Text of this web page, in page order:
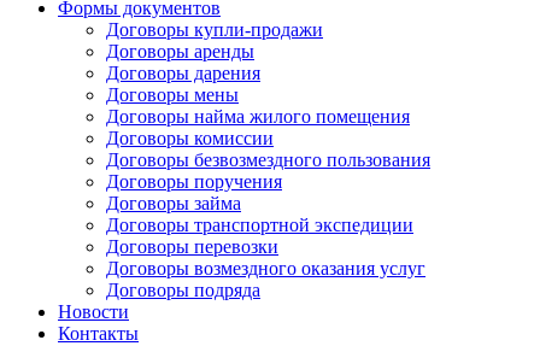
Формы документов
Договоры купли-продажи
Договоры аренды
Договоры дарения
Договоры мены
Договоры найма жилого помещения
Договоры комиссии
Договоры безвозмездного пользования
Договоры поручения
Договоры займа
Договоры транспортной экспедиции
Договоры перевозки
Договоры возмездного оказания услуг
Договоры подряда
Новости
Контакты